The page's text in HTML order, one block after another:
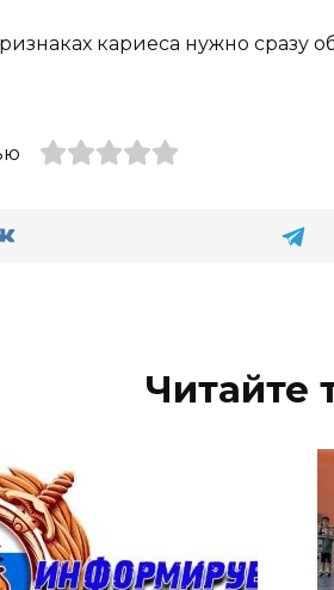
кариеса нужно сразу
Читайте